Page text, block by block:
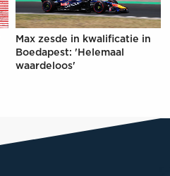
Max zesde in kwalificatie in
Boedapest: 'Helemaal
waardeloos'